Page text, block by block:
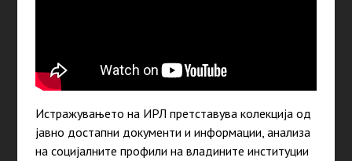
Истражувањето на ИРЛ претставува колекција од
јавно достапни документи и информации, анализа
на социјалните профили на владините институции